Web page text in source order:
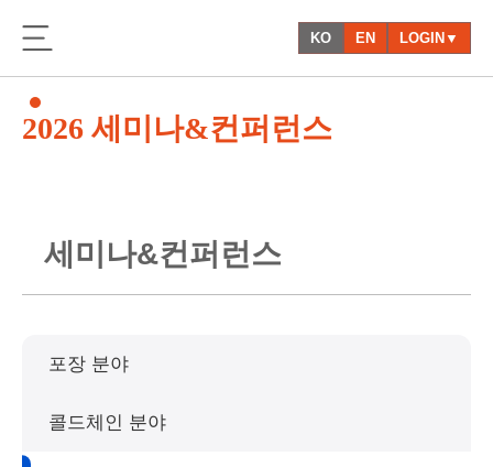
KO EN LOGIN▼
2026 세미나&컨퍼런스
세 미 나&컨퍼 런스
포장 분야
콜드체인 분야